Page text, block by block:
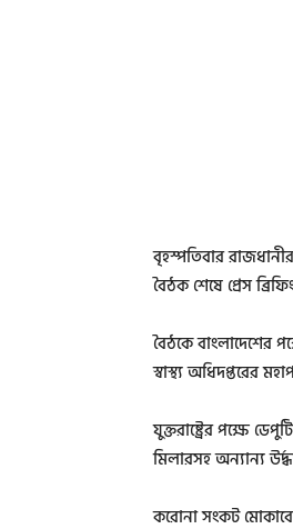
বৃহস্পতিবার
বৈঠক শেষে প্রেস
বৈঠকে বাংলাদেশের
স্বাস্থ্য অধিদপ্তরের
যুক্তরাষ্ট্রের পক্ষে
মিলারসহ অন্যান্য
করোনা সংকট